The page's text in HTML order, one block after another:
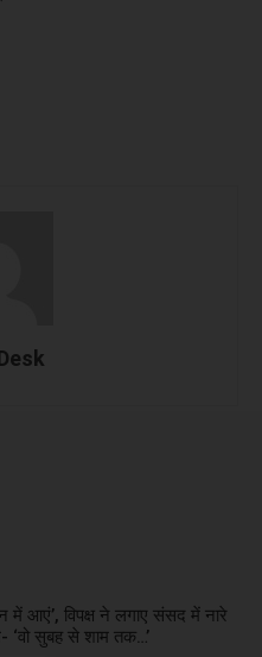
में आएं’, विपक्ष ने लगाए संसद में नारे
‘वो सुबह से शाम तक…’